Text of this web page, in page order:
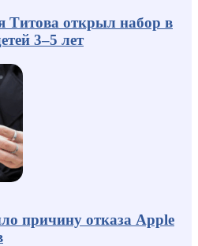
Титова открыл набор в
3–5 лет
причину отказа Apple